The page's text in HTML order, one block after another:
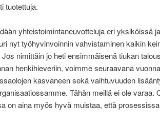
tuotettuja.
yhteistoimintaneuvotteluja eri yksiköissä
nyt työhyvinvoinnin vahvistaminen kaikin
Jos nimittäin jo heti ensimmäisenä tiukan
henkihieveriin, voimme seuraavana
kasvaneen sekä vaihtuvuuden
Tähän meillä ei ole varaa.
on aina myös hyvä muistaa, että